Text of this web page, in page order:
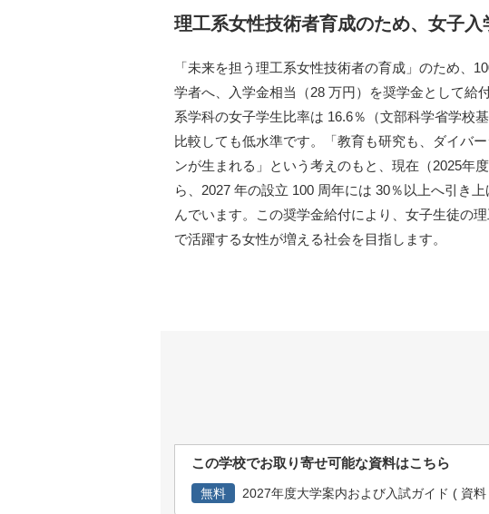
理工系女性技術者育成のため、女子入
「未来を担う理工系女性技術者の育成」のため、
学者へ、入学金相当（28 万円）を奨学金として給
系学科の女子学生比率は 16.6％（文部科学省学校
比較しても低水準です。「教育も研究も、ダイバ
ンが生まれる」という考えのもと、現在（2025年
ら、2027 年の設立 100 周年には 30％以上へ引き
んでいます。この奨学金給付により、女子生徒の
で活躍する女性が増える社会を目指します。
この学校でお取り寄せ可能な資料はこちら
無料 2027年度大学案内および入試ガイド ( 資料